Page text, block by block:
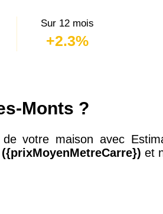
Sur 12 mois
+2.3%
Monts ?
votre maison avec
({prixMoyenMetreCarre}) et